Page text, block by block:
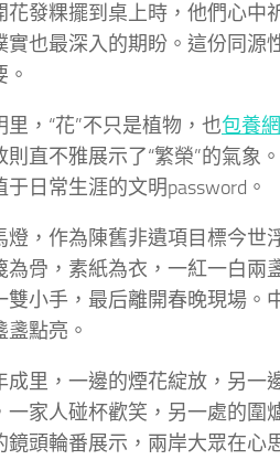
發粿擺到桌上時，他們心中
實也最深入的期盼。這份同源
，“花”不只是植物，也包養網
直不雅展示了“繁榮”的氣象
日常生涯的文明password。
燈，作為陳舊非遺項目標今世
為骨，素紙為衣，一紅一白兩
小手，最后離開春晚現場。
點亮。
成里，一邊的煙花綻放，另一
一家人碰杯歡笑，另一處的圍
頭輪番展示，兩岸大眾在心